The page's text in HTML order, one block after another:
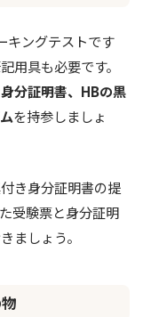
キングテストです
用具も必要です。
分証明書、HBの黒
を持参しましょ
き身分証明書の提
受験票と身分証明
ましょう。